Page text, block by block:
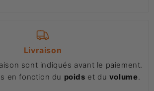
Livraison
sont indiqués avant le paiement.
en fonction du poids et du volume